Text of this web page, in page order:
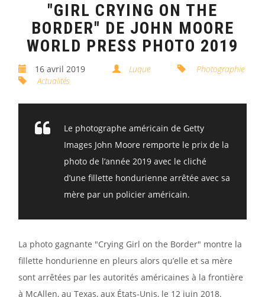
"GIRL CRYING ON THE
BORDER" DE JOHN MOORE
WORLD PRESS PHOTO 2019
16 avril 2019 Luque
Photographie
Actualités
Le photographe américain de Getty
Images John Moore remporte le prix de la
photo de l’année 2019 avec le cliché
d’une fillette hondurienne arrêtée avec sa
mère par un policier américain.
La photo gagnante "Crying Girl on the Border" montre la
fillette hondurienne en pleurs alors qu’elle et sa mère
sont arrêtées par les autorités américaines à la frontière
à McAllen, au Texas, aux États-Unis, le 12 juin 2018.